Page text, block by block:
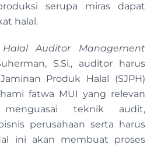
serupa miras dapat
halal.
Auditor Management
S.Si., auditor harus
Produk Halal (SJPH)
fatwa MUI yang relevan
teknik audit,
perusahaan serta harus
ini akan membuat proses